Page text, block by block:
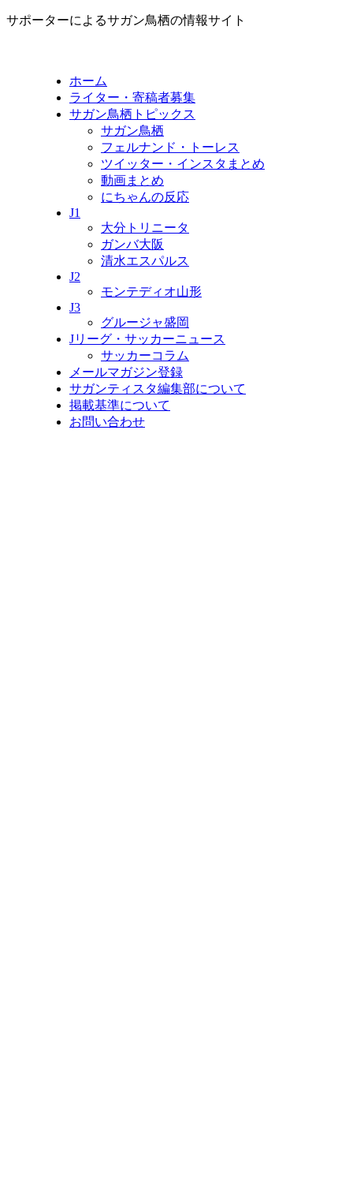
サポーターによるサガン鳥栖の情報サイト
ホーム
ライター・寄稿者募集
サガン鳥栖トピックス
サガン鳥栖
フェルナンド・トーレス
ツイッター・インスタまとめ
動画まとめ
にちゃんの反応
J1
大分トリニータ
ガンバ大阪
清水エスパルス
J2
モンテディオ山形
J3
グルージャ盛岡
Jリーグ・サッカーニュース
サッカーコラム
メールマガジン登録
サガンティスタ編集部について
掲載基準について
お問い合わせ